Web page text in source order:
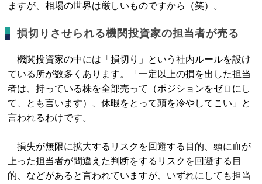
ますが、相場の世界は厳しいものですから（笑）。
損切りさせられる機関投資家の担当者が売る
機関投資家の中には「損切り」という社内ルールを設け
ている所が数多くあります。「一定以上の損を出した担当
者は、持っている株を全部売って（ポジションをゼロにし
て、とも言います）、休暇をとって頭を冷やしてこい」と
言われるわけです。
損失が無限に拡大するリスクを回避する目的、頭に血が
上った担当者が間違えた判断をするリスクを回避する目
的、などがあると言われていますが、いずれにしても担当